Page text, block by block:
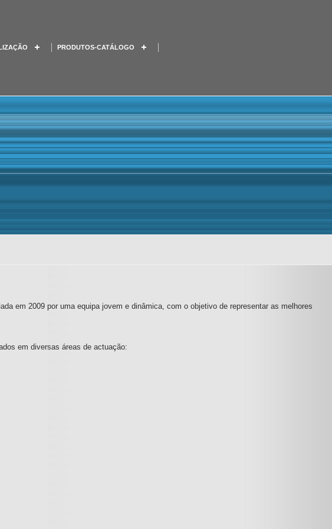
PRODUTOS-CATÁLOGO
em 2009 por uma equipa jovem e dinâmica, com o objetivo de representar as melhores
em diversas áreas de actuação: